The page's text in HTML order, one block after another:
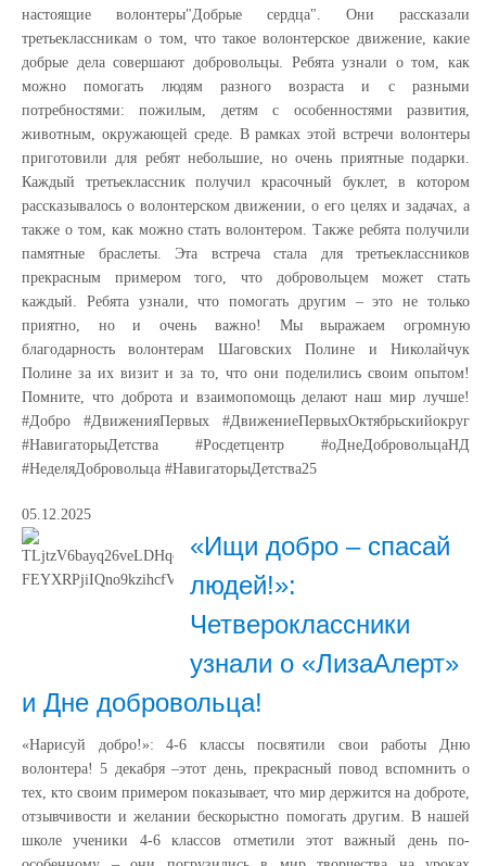
настоящие волонтеры"Добрые сердца". Они рассказали
третьеклассникам о том, что такое волонтерское движение, какие
добрые дела совершают добровольцы. Ребята узнали о том, как
можно помогать людям разного возраста и с разными
потребностями: пожилым, детям с особенностями развития,
животным, окружающей среде. В рамках этой встречи волонтеры
приготовили для ребят небольшие, но очень приятные подарки.
Каждый третьеклассник получил красочный буклет, в котором
рассказывалось о волонтерском движении, о его целях и задачах, а
также о том, как можно стать волонтером. Также ребята получили
памятные браслеты. Эта встреча стала для третьеклассников
прекрасным примером того, что ️добровольцем может стать
каждый. Ребята узнали, что помогать другим – это не только
приятно, но и очень важно! Мы выражаем огромную
благодарность волонтерам Шаговских Полине и Николайчук
Полине за их визит и за то, что они поделились своим опытом!
Помните, что доброта и взаимопомощь делают наш мир лучше!
#Добро #ДвиженияПервых #ДвижениеПервыхОктябрьскийокруг
#НавигаторыДетства #Росдетцентр #оДнеДобровольцаНД
#НеделяДобровольца #НавигаторыДетства25
05.12.2025
«Ищи добро – спасай
людей!»:
Четвероклассники
узнали о «ЛизаАлерт»
и Дне добровольца!
«Нарисуй добро!»: 4-6 классы посвятили свои работы Дню
волонтера! 5 декабря –этот день, прекрасный повод вспомнить о
тех, кто своим примером показывает, что мир держится на доброте,
отзывчивости и желании бескорыстно помогать другим. В нашей
школе ученики 4-6 классов отметили этот важный день по-